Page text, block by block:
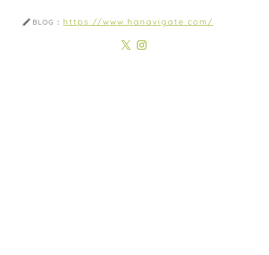
BLOG： https://www.hanavigate.com/